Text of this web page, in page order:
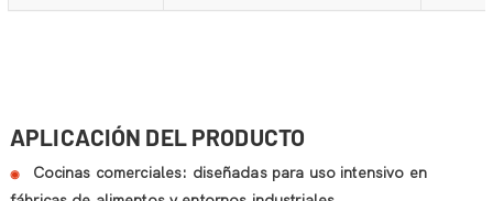
APLICACIÓN DEL PRODUCTO
◉
Cocinas comerciales: diseñadas para uso intensivo en